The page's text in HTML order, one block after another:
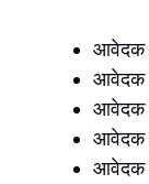
आवेदक
आवेदक
आवेदक
आवेदक
आवेदक